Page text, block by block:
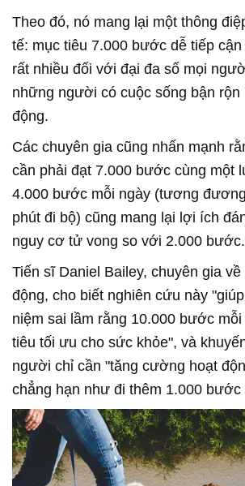
Theo đó, nó mang lại một thông
tế: mục tiêu 7.000 bước dễ tiếp
rất nhiều đối với đại đa số mọi
những người có cuộc sống bận rộn
động.
Các chuyên gia cũng nhấn mạnh
cần phải đạt 7.000 bước cùng một
4.000 bước mỗi ngày (tương
phút đi bộ) cũng mang lại lợi ích
nguy cơ tử vong so với 2.000 bước.
Tiến sĩ Daniel Bailey, chuyên gia
động, cho biết nghiên cứu này
niệm sai lầm rằng 10.000 bước
tiêu tối ưu cho sức khỏe", và
người chỉ cần "tăng cường hoạt
chẳng hạn như đi thêm 1.000 bước